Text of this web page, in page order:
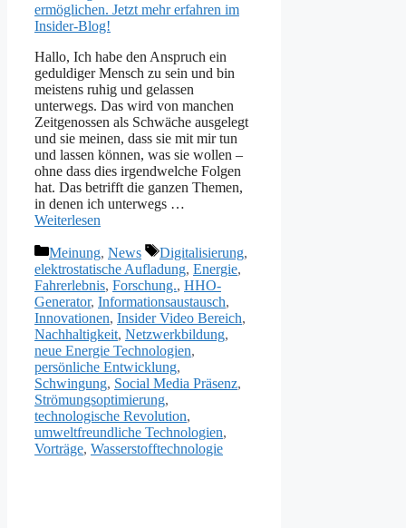
Hallo, Ich habe den Anspruch ein
geduldiger Mensch zu sein und bin
meistens ruhig und gelassen
unterwegs. Das wird von manchen
Zeitgenossen als Schwäche ausgelegt
und sie meinen, dass sie mit mir tun
und lassen können, was sie wollen –
ohne dass dies irgendwelche Folgen
hat. Das betrifft die ganzen Themen,
in denen ich unterwegs …
Weiterlesen
Kategorien
Meinung, News Schlagwörter
Digitalisierung,
elektrostatische Aufladung, Energie,
Fahrerlebnis, Forschung., HHO-
Generator, Informationsaustausch,
Innovationen, Insider Video Bereich,
Nachhaltigkeit, Netzwerkbildung,
neue Energie Technologien,
persönliche Entwicklung,
Schwingung, Social Media Präsenz,
Strömungsoptimierung,
technologische Revolution,
umweltfreundliche Technologien,
Vorträge, Wasserstofftechnologie